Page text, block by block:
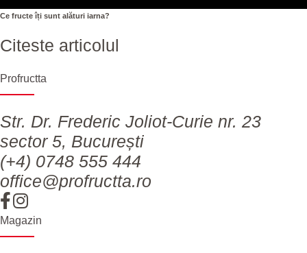
Ce fructe îți sunt alături iarna?
Citeste articolul
Profructta
Str. Dr. Frederic Joliot-Curie nr. 23
sector 5, București
(+4) 0748 555 444
office@profructta.ro
Magazin